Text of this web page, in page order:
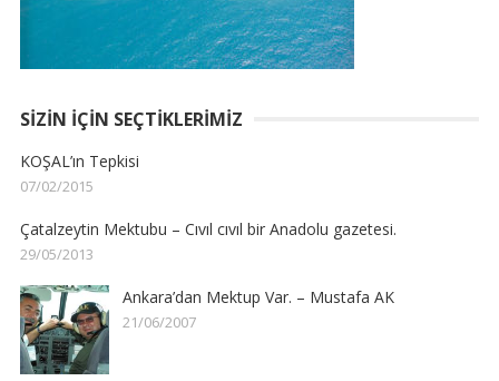
SIZIN İÇIN SEÇTIKLERIMIZ
KOŞAL’ın Tepkisi
07/02/2015
Çatalzeytin Mektubu – Cıvıl cıvıl bir Anadolu gazetesi.
29/05/2013
Ankara’dan Mektup Var. – Mustafa AK
21/06/2007